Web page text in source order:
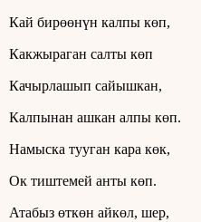
Кай бирөөнүн калпы көп,
Какжыраган салты көп
Качырлашып сайышкан,
Калпынан ашкан алпы көп.
Намыска тууган кара көк,
Ок тиштемей анты көп.
Атабыз өткөн айкөл, шер,